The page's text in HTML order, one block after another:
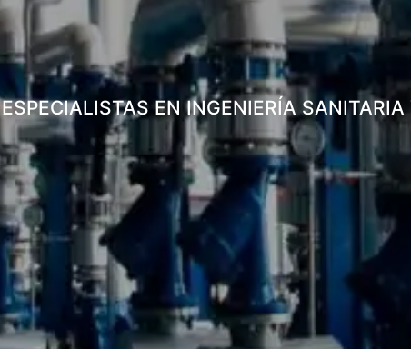
ESPECIALISTAS EN INGENIERÍA